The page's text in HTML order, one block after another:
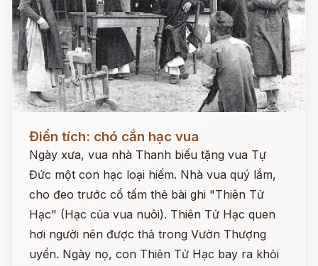
Đọc ngay
Điển tích: chó cắn hạc vua
Ngày xưa, vua nhà Thanh biếu tặng vua Tự
Đức một con hạc loại hiếm. Nhà vua quý lắm,
cho đeo trước cổ tấm thẻ bài ghi "Thiên Tử
Hạc" (Hạc của vua nuôi). Thiên Tử Hạc quen
hơi người nên được thả trong Vườn Thượng
uyển. Ngày nọ, con Thiên Tử Hạc bay ra khỏi